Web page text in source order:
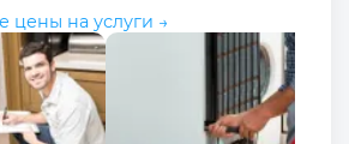
цены на услуги →